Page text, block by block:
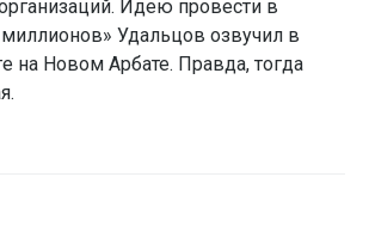
Идею провести в
Удальцов озвучил в
на Новом Арбате. Правда, тогда